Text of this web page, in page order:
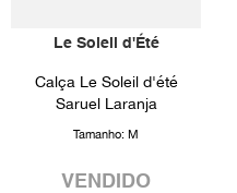
Le Soleil d'Été
Calça Le Soleil d'été
Saruel Laranja
Tamanho: M
VENDIDO